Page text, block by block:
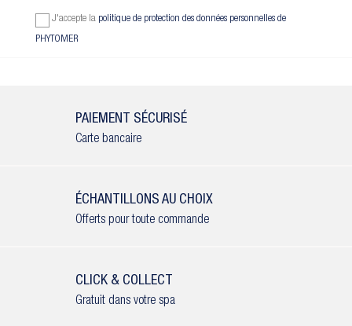
J'accepte la politique de protection des données personnelles de
PHYTOMER
PAIEMENT SÉCURISÉ
Carte bancaire
ÉCHANTILLONS AU CHOIX
Offerts pour toute commande
CLICK & COLLECT
Gratuit dans votre spa